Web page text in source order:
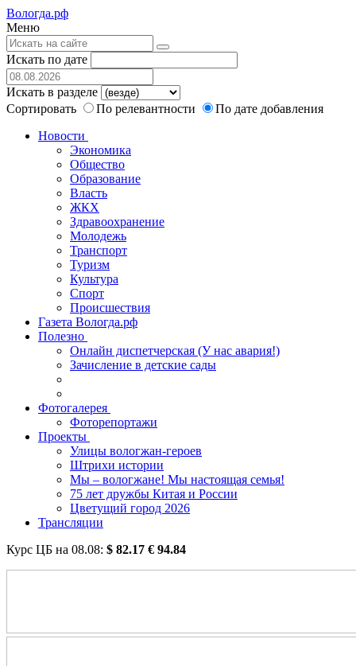
Вологда.рф
Меню
Искать по дате
Искать в разделе
Сортировать
По релевантности
По дате добавления
Новости
Экономика
Общество
Образование
Власть
ЖКХ
Здравоохранение
Молодежь
Транспорт
Туризм
Культура
Спорт
Происшествия
Газета Вологда.рф
Полезно
Онлайн диспетчерская (У нас авария!)
Зачисление в детские сады
Фотогалерея
Фоторепортажи
Проекты
Улицы вологжан-героев
Штрихи истории
Мы – вологжане! Мы настоящая семья!
75 лет дружбы Китая и России
Цветущий город 2026
Трансляции
Курс ЦБ на 08.08: $ 82.17 € 94.84